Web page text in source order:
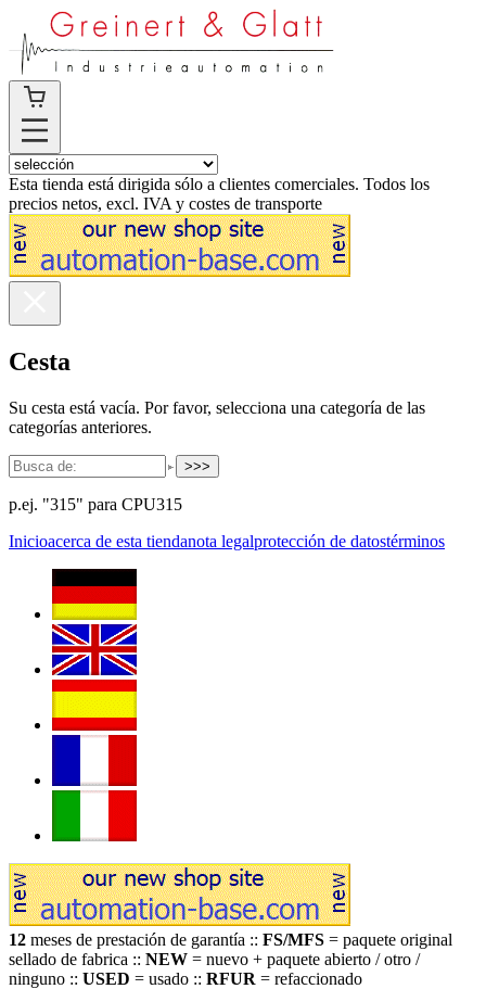
Esta tienda está dirigida sólo a clientes comerciales. Todos los
precios netos, excl. IVA y costes de transporte
Cesta
Su cesta está vacía. Por favor, selecciona una categoría de las
categorías anteriores.
>>>
p.ej. "315" para CPU315
Inicioacerca de esta tiendanota legalprotección de datostérminos
12 meses de prestación de garantía :: FS/MFS = paquete original
sellado de fabrica :: NEW = nuevo + paquete abierto / otro /
ninguno :: USED = usado :: RFUR = refaccionado